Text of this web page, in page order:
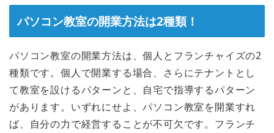
パソコン教室の開業方法は2種類！
パソコン教室の開業方法は、個人とフランチャイズの2
種類です。個人で開業する場合、さらにテナントとし
て教室を設けるパターンと、自宅で指導するパターン
があります。いずれにせよ、パソコン教室を開業すれ
ば、自分の力で経営することが不可欠です。フランチ